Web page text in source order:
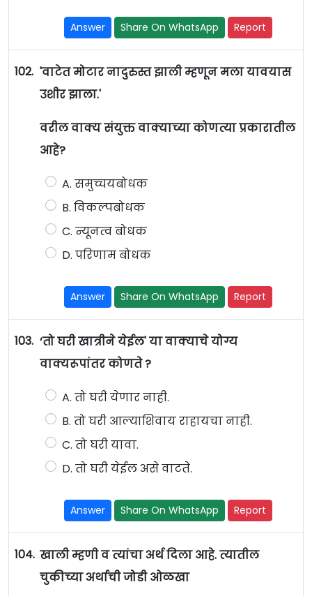
Answer Share On WhatsApp Report
102. 'वाटेत मोटार नादुरुस्त झाली म्हणून मला यावयास
उशीर झाला.'
वरील वाक्य संयुक्त वाक्याच्या कोणत्या प्रकारातील
आहे?
A. समुच्चयबोधक
B. विकल्पबोधक
C. न्यूनत्व बोधक
D. परिणाम बोधक
Answer Share On WhatsApp Report
103. ‘तो घरी खात्रीने येईल' या वाक्याचे योग्य
वाक्यरूपांतर कोणते ?
A. तो घरी येणार नाही.
B. तो घरी आल्याशिवाय राहायचा नाही.
C. तो घरी यावा.
D. तो घरी येईल असे वाटते.
Answer Share On WhatsApp Report
104. खाली म्हणी व त्यांचा अर्थ दिला आहे. त्यातील
चुकीच्या अर्थाची जोडी ओळखा